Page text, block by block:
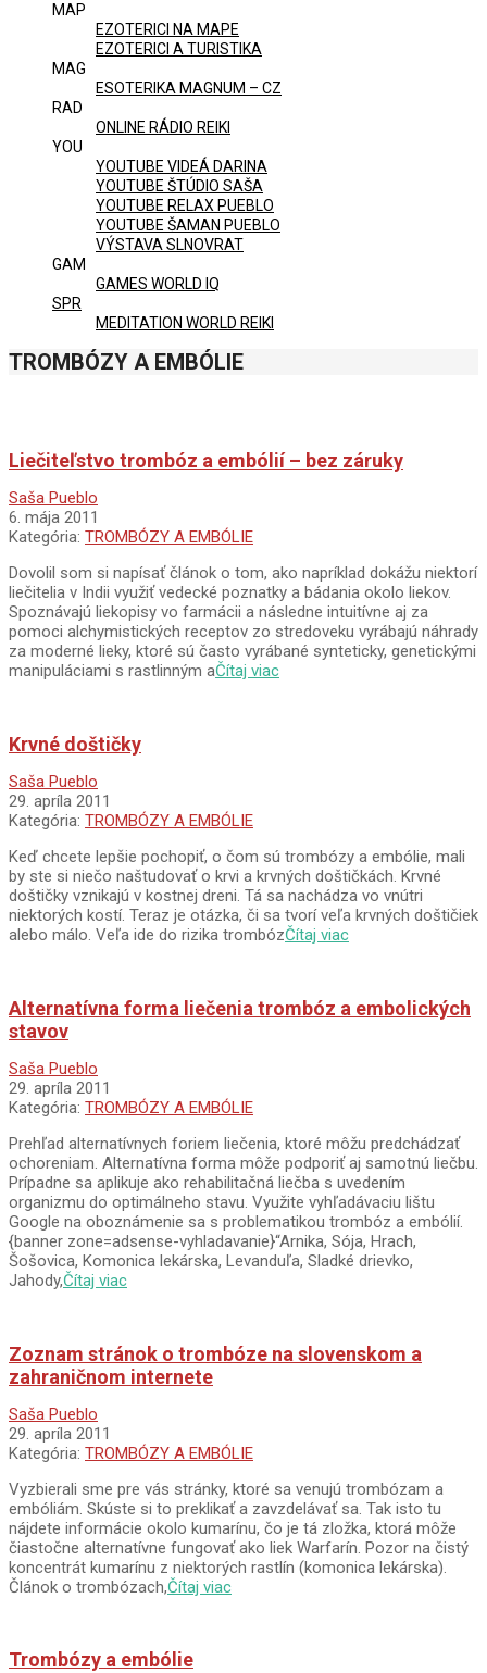
MAP
EZOTERICI NA MAPE
EZOTERICI A TURISTIKA
MAG
ESOTERIKA MAGNUM – CZ
RAD
ONLINE RÁDIO REIKI
YOU
YOUTUBE VIDEÁ DARINA
YOUTUBE ŠTÚDIO SAŠA
YOUTUBE RELAX PUEBLO
YOUTUBE ŠAMAN PUEBLO
VÝSTAVA SLNOVRAT
GAM
GAMES WORLD IQ
SPR
MEDITATION WORLD REIKI
TROMBÓZY A EMBÓLIE
Liečiteľstvo trombóz a embólií – bez záruky
2011-
05-
06
Saša Pueblo
6. mája 2011
Kategória: TROMBÓZY A EMBÓLIE
Dovolil som si napísať článok o tom, ako napríklad dokážu niektorí
liečitelia v Indii využiť vedecké poznatky a bádania okolo liekov.
Spoznávajú liekopisy vo farmácii a následne intuitívne aj za
pomoci alchymistických receptov zo stredoveku vyrábajú náhrady
za moderné lieky, ktoré sú často vyrábané synteticky, genetickými
manipuláciami s rastlinným aČítaj viac
Krvné doštičky
2011-
04-
29
Saša Pueblo
29. apríla 2011
Kategória: TROMBÓZY A EMBÓLIE
Keď chcete lepšie pochopiť, o čom sú trombózy a embólie, mali
by ste si niečo naštudovať o krvi a krvných doštičkách. Krvné
doštičky vznikajú v kostnej dreni. Tá sa nachádza vo vnútri
niektorých kostí. Teraz je otázka, či sa tvorí veľa krvných doštičiek
alebo málo. Veľa ide do rizika trombózČítaj viac
Alternatívna forma liečenia trombóz a embolických
stavov
2011-
04-
29
Saša Pueblo
29. apríla 2011
Kategória: TROMBÓZY A EMBÓLIE
Prehľad alternatívnych foriem liečenia, ktoré môžu predchádzať
ochoreniam. Alternatívna forma môže podporiť aj samotnú liečbu.
Prípadne sa aplikuje ako rehabilitačná liečba s uvedením
organizmu do optimálneho stavu. Využite vyhľadávaciu lištu
Google na oboznámenie sa s problematikou trombóz a embólií.
{banner zone=adsense-vyhladavanie}“Arnika, Sója, Hrach,
Šošovica, Komonica lekárska, Levanduľa, Sladké drievko,
Jahody,Čítaj viac
Zoznam stránok o trombóze na slovenskom a
zahraničnom internete
2011-
04-
29
Saša Pueblo
29. apríla 2011
Kategória: TROMBÓZY A EMBÓLIE
Vyzbierali sme pre vás stránky, ktoré sa venujú trombózam a
embóliám. Skúste si to preklikať a zavzdelávať sa. Tak isto tu
nájdete informácie okolo kumarínu, čo je tá zložka, ktorá môže
čiastočne alternatívne fungovať ako liek Warfarín. Pozor na čistý
koncentrát kumarínu z niektorých rastlín (komonica lekárska).
Článok o trombózach,Čítaj viac
Trombózy a embólie